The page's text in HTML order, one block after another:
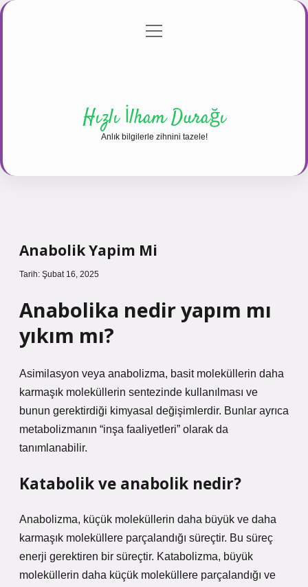
Gizlilik Politikası
menüyü
Hızlı İlham Durağı
Anlık bilgilerle zihnini tazele!
Anabolik Yapim Mi
Tarih: Şubat 16, 2025
Anabolika nedir yapım mı
yıkım mı?
Asimilasyon veya anabolizma, basit moleküllerin daha
karmaşık moleküllerin sentezinde kullanılması ve
bunun gerektirdiği kimyasal değişimlerdir. Bunlar ayrıca
metabolizmanın “inşa faaliyetleri” olarak da
tanımlanabilir.
Katabolik ve anabolik nedir?
Anabolizma, küçük moleküllerin daha büyük ve daha
karmaşık moleküllere parçalandığı süreçtir. Bu süreç
enerji gerektiren bir süreçtir. Katabolizma, büyük
moleküllerin daha küçük moleküllere parçalandığı ve